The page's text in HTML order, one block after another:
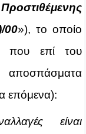
00»), το οποίο
που επί του
αποσπάσματα
επόμενα):
είναι